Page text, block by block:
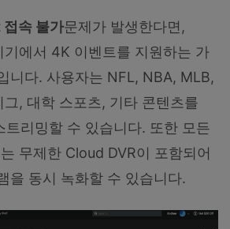
속 불가문제가 발생한다면,
에서 4K 이벤트를 지원하는 가
니다. 사용자는 NFL, NBA, MLB,
, 대학 스포츠, 기타 콘텐츠를
트리밍할 수 있습니다. 또한 모든
무제한 Cloud DVR이 포함되어
을 동시 녹화할 수 있습니다.